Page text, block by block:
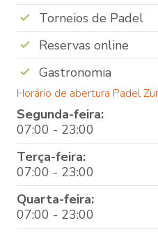
Torneios de Padel
Reservas online
Gastronomia
Horário de abertura Padel
Segunda-feira:
07:00 - 23:00
Terça-feira:
07:00 - 23:00
Quarta-feira:
07:00 - 23:00